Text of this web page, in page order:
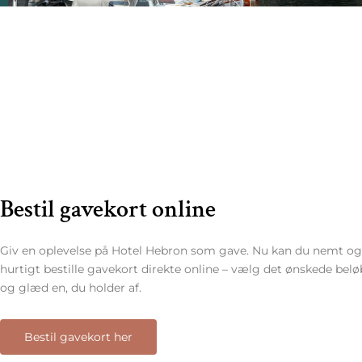
Bestil gavekort online
Giv en oplevelse på Hotel Hebron som gave. Nu kan du nemt og
hurtigt bestille gavekort direkte online – vælg det ønskede
og glæd en, du holder af.
Bestil gavekort her